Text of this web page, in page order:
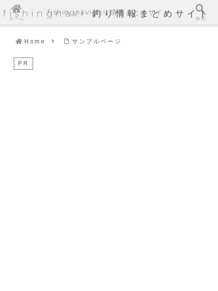
fishingnavi 釣り情報まとめサイト
Home サンプルページ
PR
ホーム
fishingnavi 釣り情報まとめサイト
検索